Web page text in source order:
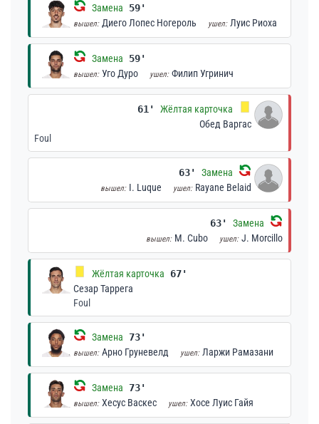
Замена 59'
вышел: Диего Лопес Ногероль ушел: Луис Риоха
Замена 59'
вышел: Уго Дуро ушел: Филип Угринич
61'
Жёлтая карточка
Обед Варгас
Foul
63' Замена
вышел: I. Luque ушел: Rayane Belaid
63' Замена
вышел: M. Cubo ушел: J. Morcillo
Жёлтая карточка
67'
Сезар Таррега
Foul
Замена 73'
вышел: Арно Груневелд ушел: Ларжи Рамазани
Замена 73'
вышел: Хесус Васкес ушел: Хосе Луис Гайя